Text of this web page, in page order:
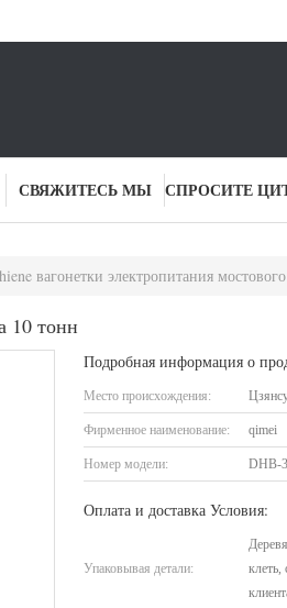
СВЯЖИТЕСЬ МЫ СПРОСИТЕ
вагонетки электропитания
10 тонн
Подробная информация о
Место происхождения:
Фирменное наименование: qimei
Номер модели: DHB-
Оплата и доставка Условия:
Упаковывая детали:
клеть,